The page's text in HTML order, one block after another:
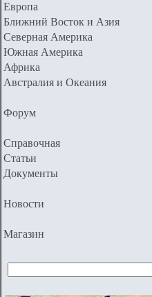
Европа
Ближний Восток и Азия
Северная Америка
Южная Америка
Африка
Австралия и Океания
Форум
Справочная
Статьи
Документы
Новости
Магазин